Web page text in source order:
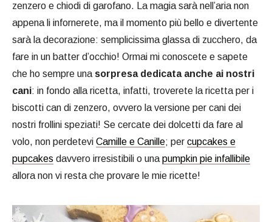
zenzero e chiodi di garofano. La magia sarà nell’aria non
appena li infornerete, ma il momento più bello e divertente
sarà la decorazione: semplicissima glassa di zucchero, da
fare in un batter d’occhio! Ormai mi conoscete e sapete
che ho sempre una sorpresa dedicata anche ai nostri
cani: in fondo alla ricetta, infatti, troverete la ricetta per i
biscotti can di zenzero, ovvero la versione per cani dei
nostri frollini speziati! Se cercate dei dolcetti da fare al
volo, non perdetevi Camille e Canille; per cupcakes e
pupcakes davvero irresistibili o una pumpkin pie infallibile
allora non vi resta che provare le mie ricette!